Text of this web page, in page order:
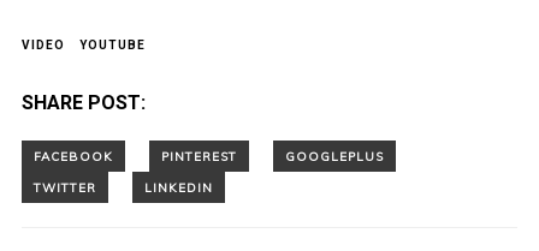
VIDEO YOUTUBE
SHARE POST: